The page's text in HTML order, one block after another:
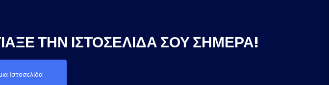
ΤΗΝ ΙΣΤΟΣΕΛΊΔΑ ΣΟΥ ΣΉΜΕΡΑ!
Ιστοσελίδα